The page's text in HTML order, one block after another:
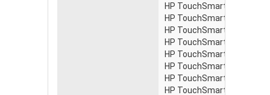
HP TouchSmart 300-
HP TouchSmart 300-
HP TouchSmart 300-
HP TouchSmart 300-
HP TouchSmart 300-
HP TouchSmart 300-1017
HP TouchSmart 300-1020
HP TouchSmart 300-